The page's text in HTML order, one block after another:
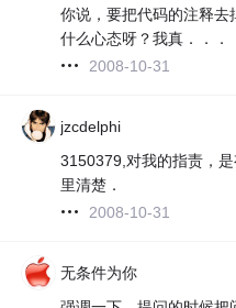
你说，要把代码的注释去
什么心态呀？我真．．．
2008-10-31
jzcdelphi
3150379,对我的指责，
里清楚．
2008-10-31
无条件为你